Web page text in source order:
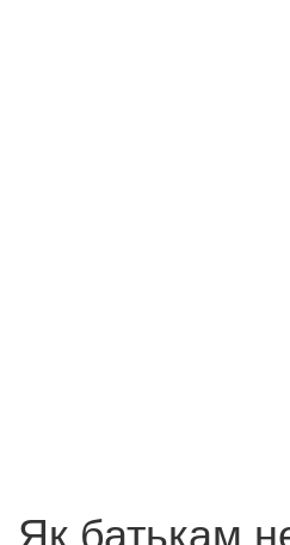
Як батькам